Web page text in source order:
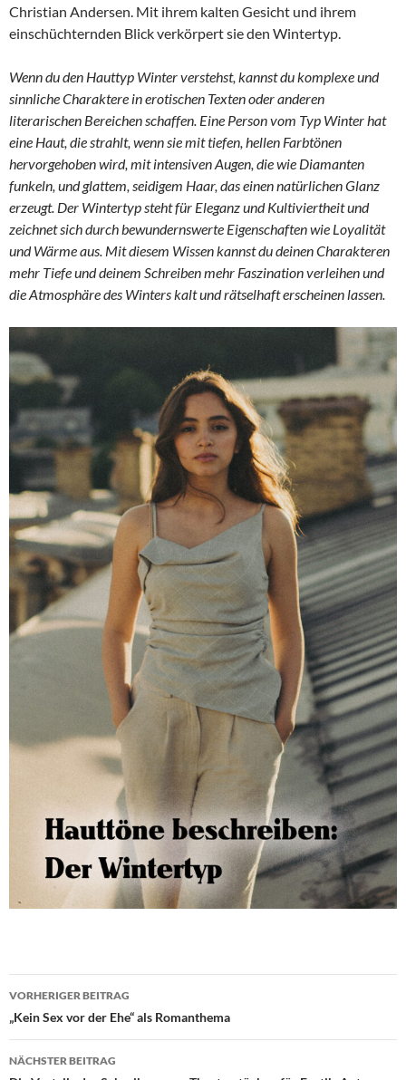
Christian Andersen. Mit ihrem kalten Gesicht und ihrem
einschüchternden Blick verkörpert sie den Wintertyp.
Wenn du den Hauttyp Winter verstehst, kannst du komplexe und
sinnliche Charaktere in erotischen Texten oder anderen
literarischen Bereichen schaffen. Eine Person vom Typ Winter hat
eine Haut, die strahlt, wenn sie mit tiefen, hellen Farbtönen
hervorgehoben wird, mit intensiven Augen, die wie Diamanten
funkeln, und glattem, seidigem Haar, das einen natürlichen Glanz
erzeugt. Der Wintertyp steht für Eleganz und Kultiviertheit und
zeichnet sich durch bewundernswerte Eigenschaften wie Loyalität
und Wärme aus. Mit diesem Wissen kannst du deinen Charakteren
mehr Tiefe und deinem Schreiben mehr Faszination verleihen und
die Atmosphäre des Winters kalt und rätselhaft erscheinen lassen.
Beitragsnavigation
VORHERIGER BEITRAG
„Kein Sex vor der Ehe“ als Romanthema
NÄCHSTER BEITRAG